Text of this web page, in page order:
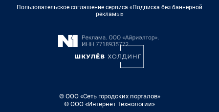
Пользовательское соглашение сервиса «Подписка без баннерной
рекламы»
© ООО «Сеть городских порталов»
© ООО «Интернет Технологии»